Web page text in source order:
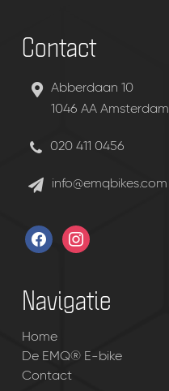
Contact
Abberdaan 10
1046 AA Amsterdam
020 411 0456
info@emqbikes.com
facebookinstagram
Navigatie
Home
De EMQ® E-bike
Contact